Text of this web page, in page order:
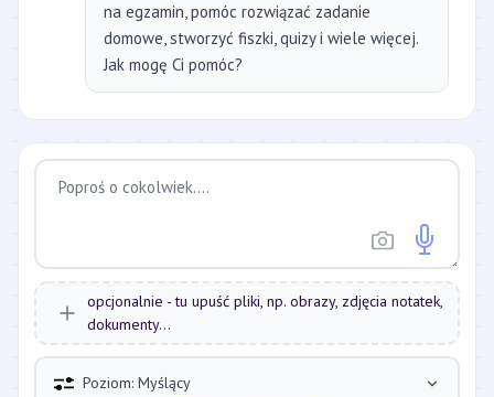
na egzamin, pomóc rozwiązać zadanie
domowe, stworzyć fiszki, quizy i wiele więcej.
Jak mogę Ci pomóc?
opcjonalnie - tu upuść pliki, np. obrazy, zdjęcia notatek,
dokumenty...
Poziom: Myślący